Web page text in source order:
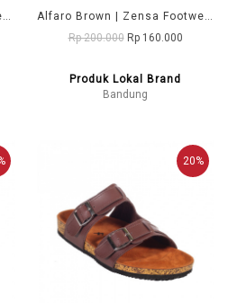
Alfaro Black | Zensa Footwear Sandal Jepit Pria Casual
Alfaro Brown | Zensa Footwear Sandal Jepit Pria Casual
Rp 200.000 Rp 160.000
Produk Lokal Brand
Bandung
20%